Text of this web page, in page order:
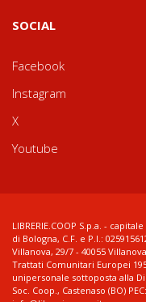
SOCIAL
Facebook
Instagram
X
Youtube
LIBRERIE.COOP S.p.a. -
di Bologna, C.F. e P.I.:
Villanova, 29/7 - 40055
Trattati Comunitari Europei
unipersonale sottoposta alla
Soc. Coop., Castenaso (BO)